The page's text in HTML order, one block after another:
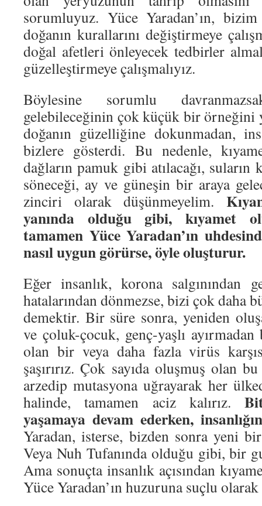
sorumluyuz. Yüce Yaradan’ın,
doğanın kurallarını değiştirmeye
doğal afetleri önleyecek tedbirler
güzelleştirmeye çalışmalıyız.
Böylesine sorumlu
gelebileceğinin çok küçük bir örneğini
doğanın güzelliğine dokunmadan,
bizlere gösterdi. Bu nedenle,
dağların pamuk gibi atılacağı, suların
söneceği, ay ve güneşin bir araya
zinciri olarak düşünmeyelim.
yanında olduğu gibi, kıyamet
tamamen Yüce Yaradan’ın
nasıl uygun görürse, öyle oluşturur.
Eğer insanlık, korona salgınından
hatalarından dönmezse, bizi çok daha
demektir. Bir süre sonra, yeniden
ve çoluk-çocuk, genç-yaşlı
olan bir veya daha fazla virüs
şaşırırız. Çok sayıda oluşmuş olan
arzedip mutasyona uğrayarak her
halinde, tamamen aciz kalırız.
yaşamaya devam ederken,
Yaradan, isterse, bizden sonra yeni
Veya Nuh Tufanında olduğu gibi, bir
Ama sonuçta insanlık açısından
Yüce Yaradan’ın huzuruna suçlu